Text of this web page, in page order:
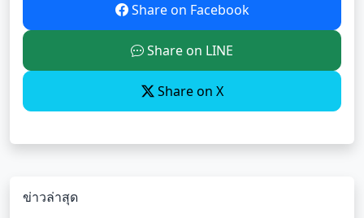
Share on Facebook
Share on LINE
Share on X
ข่าวล่าสุด